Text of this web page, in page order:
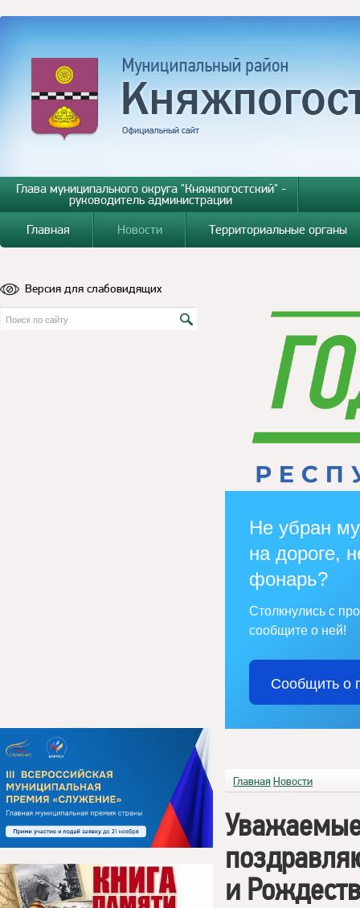
Глава муниципального округа "Княжпогостский" -
руководитель администрации
Главная
Новости Территориальные органы
Версия для слабовидящих
Не убран
на дороге,
фонарь?
Столкнулись с
сообщите о ней!
Сообщить о
Главная Новости
и